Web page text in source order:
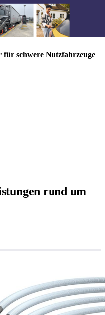
schwere Nutzfahrzeuge
rund um